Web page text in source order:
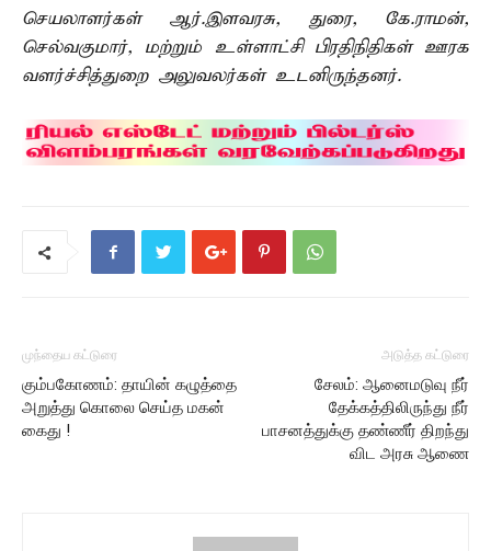
செயலாளர்கள் ஆர்.இளவரசு, துரை, கே.ராமன்,
செல்வகுமார், மற்றும் உள்ளாட்சி பிரதிநிதிகள் ஊரக
வளர்ச்சித்துறை அலுவலர்கள் உடனிருந்தனர்.
முந்தைய கட்டுரை
கும்பகோணம்: தாயின் கழுத்தை
அறுத்து கொலை செய்த மகன்
கைது !
அடுத்த கட்டுரை
சேலம்: ஆனைமடுவு நீர்
தேக்கத்திலிருந்து நீர்
பாசனத்துக்கு தண்ணீர் திறந்து
விட அரசு ஆணை